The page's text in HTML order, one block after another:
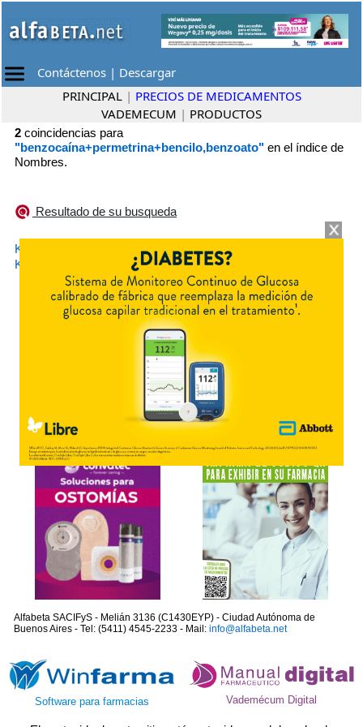
Contáctenos | Descargar
PRINCIPAL | PRECIOS DE MEDICAMENTOS
VADEMECUM | PRODUCTOS
2 coincidencias para
"benzocaína+permetrina+bencilo,benzoato" en el índice de
Nombres.
Resultado de su busqueda
KINDERVAL MAX EMULSIÓN•Omicron
KINDERVAL MAX LOCIÓN•Omicron
Alfabeta SACIFyS - Melián 3136 (C1430EYP) - Ciudad Autónoma de
Buenos Aires - Tel: (5411) 4545-2233 - Mail: info@alfabeta.net
Software para farmacias Vademécum Digital